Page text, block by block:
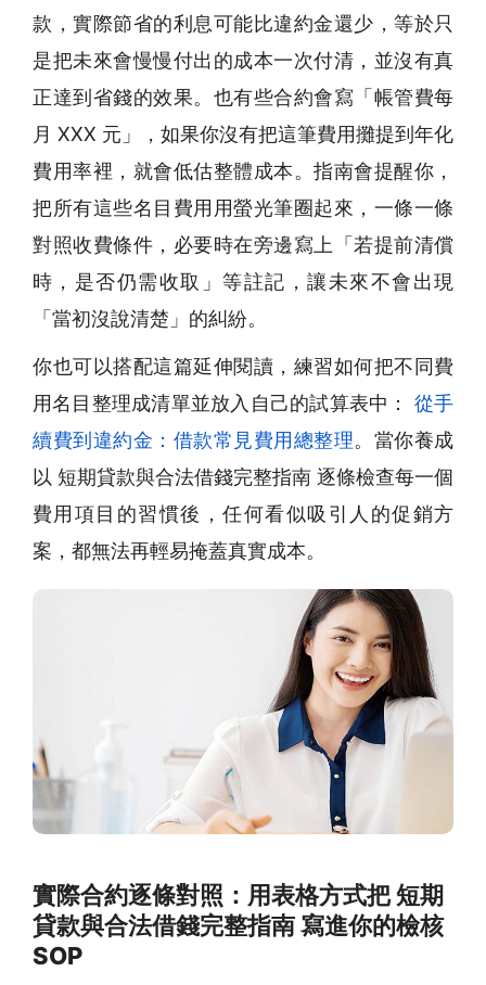
款，實際節省的利息可能比違約金還少，等於只
是把未來會慢慢付出的成本一次付清，並沒有真
正達到省錢的效果。也有些合約會寫「帳管費每
月 XXX 元」，如果你沒有把這筆費用攤提到年化
費用率裡，就會低估整體成本。指南會提醒你，
把所有這些名目費用用螢光筆圈起來，一條一條
對照收費條件，必要時在旁邊寫上「若提前清償
時，是否仍需收取」等註記，讓未來不會出現
「當初沒說清楚」的糾紛。
你也可以搭配這篇延伸閱讀，練習如何把不同費
用名目整理成清單並放入自己的試算表中：
從手
續費到違約金：借款常見費用總整理。當你養成
以 短期貸款與合法借錢完整指南 逐條檢查每一個
費用項目的習慣後，任何看似吸引人的促銷方
案，都無法再輕易掩蓋真實成本。
實際合約逐條對照：用表格方式把 短期
貸款與合法借錢完整指南 寫進你的檢核
SOP